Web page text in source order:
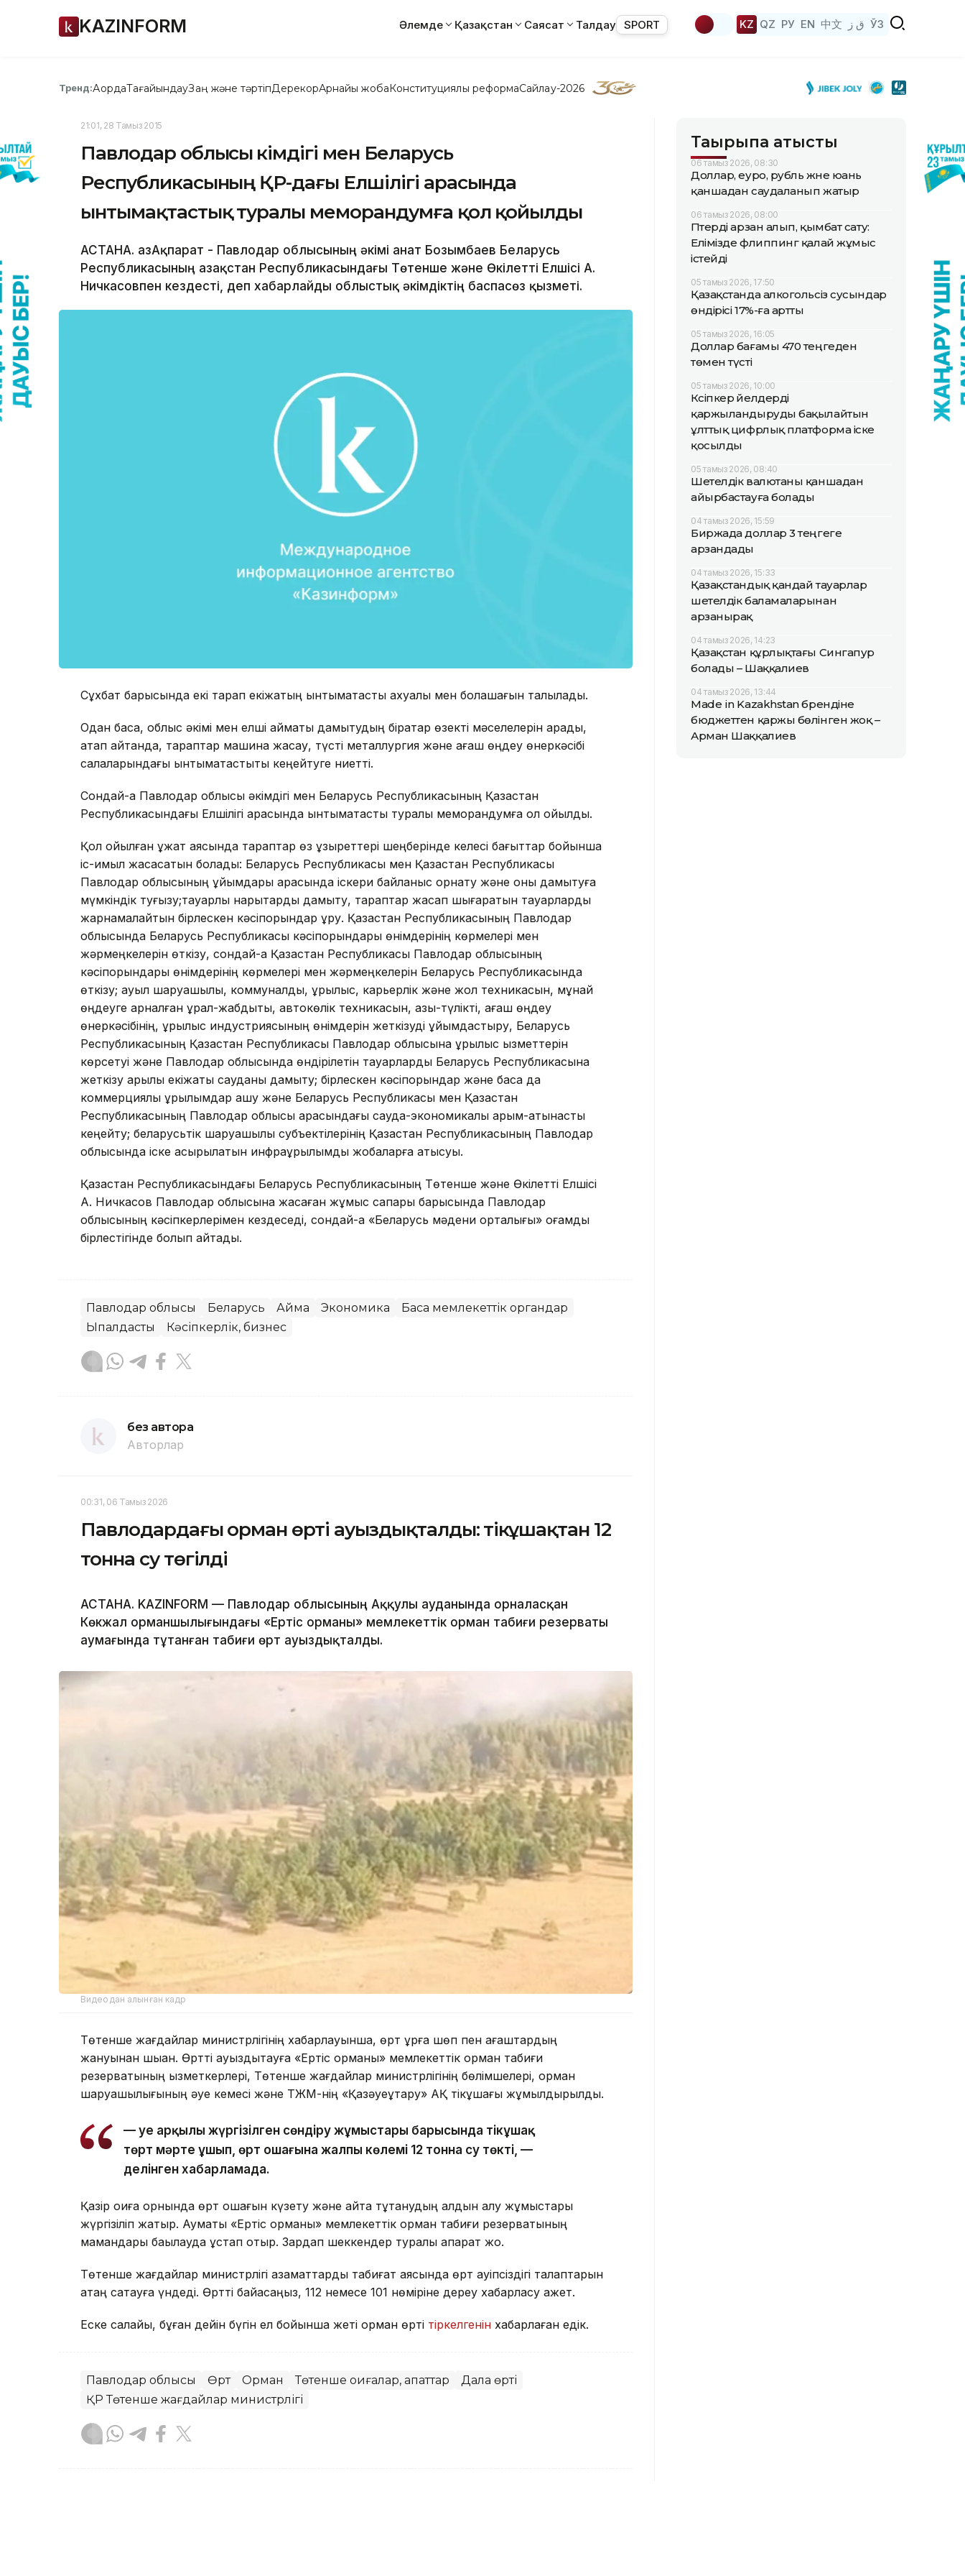
KAZINFORM Әлемде Қазақстан Саясат Талдау SPORT KZ QZ РУ EN 中文 ق ز ЎЗ
Тренд:АқордаТағайындауЗаң және тәртіпДерекқорАрнайы жобаКонституциялық реформаСайлау-2026
21:01, 28 Тамыз 2015
Павлодар облысы әкімдігі мен Беларусь
Республикасының ҚР-дағы Елшілігі арасында
ынтымақтастық туралы меморандумға қол қойылды
АСТАНА. ҚазАқпарат - Павлодар облысының әкімі Қанат Бозымбаев Беларусь
Республикасының Қазақстан Республикасындағы Төтенше және Өкілетті Елшісі А.
Ничкасовпен кездесті, деп хабарлайды облыстық әкімдіктің баспасөз қызметі.
Сұхбат барысында екі тарап екіжақтың ынтымақтастық ахуалы мен болашағын талқылады.
Одан басқа, облыс әкімі мен елші аймақты дамытудың бірқатар өзекті мәселелерін қарады,
атап айтқанда, тараптар машина жасау, түсті металлургия және ағаш өңдеу өнеркәсібі
салаларындағы ынтымақтастықты кеңейтуге ниетті.
Сондай-ақ Павлодар облысы әкімдігі мен Беларусь Республикасының Қазақстан
Республикасындағы Елшілігі арасында ынтымақтастық туралы меморандумға қол қойылды.
Қол қойылған құжат аясында тараптар өз құзыреттері шеңберінде келесі бағыттар бойынша
іс-қимыл жасасатын болады: Беларусь Республикасы мен Қазақстан Республикасы
Павлодар облысының ұйымдары арасында іскери байланыс орнату және оны дамытуға
мүмкіндік туғызу;тауарлық нарықтарды дамыту, тараптар жасап шығаратын тауарларды
жарнамалайтын бірлескен кәсіпорындар құру. Қазақстан Республикасының Павлодар
облысында Беларусь Республикасы кәсіпорындары өнімдерінің көрмелері мен
жәрмеңкелерін өткізу, сондай-ақ Қазақстан Республикасы Павлодар облысының
кәсіпорындары өнімдерінің көрмелері мен жәрмеңкелерін Беларусь Республикасында
өткізу; ауыл шаруашылық, коммуналдық, құрылыс, карьерлік және жол техникасын, мұнай
өңдеуге арналған құрал-жабдықты, автокөлік техникасын, азық-түлікті, ағаш өңдеу
өнеркәсібінің, құрылыс индустриясының өнімдерін жеткізуді ұйымдастыру, Беларусь
Республикасының Қазақстан Республикасы Павлодар облысына құрылыс қызметтерін
көрсетуі және Павлодар облысында өндірілетін тауарларды Беларусь Республикасына
жеткізу арқылы екіжақтық сауданы дамыту; бірлескен кәсіпорындар және басқа да
коммерциялық құрылымдар ашу және Беларусь Республикасы мен Қазақстан
Республикасының Павлодар облысы арасындағы сауда-экономикалық қарым-қатынасты
кеңейту; беларусьтік шаруашылық субъектілерінің Қазақстан Республикасының Павлодар
облысында іске асырылатын инфрақұрылымдық жобаларға қатысуы.
Қазақстан Республикасындағы Беларусь Республикасының Төтенше және Өкілетті Елшісі
А. Ничкасов Павлодар облысына жасаған жұмыс сапары барысында Павлодар
облысының кәсіпкерлерімен кездеседі, сондай-ақ «Беларусь мәдени орталығы» қоғамдық
бірлестігінде болып қайтады.
Павлодар облысы Беларусь Аймақ Экономика
Басқа мемлекеттік органдар
Ықпалдастық
Кәсіпкерлік, бизнес
без автора
Авторлар
00:31, 06 Тамыз 2026
Павлодардағы орман өрті ауыздықталды: тікұшақтан 12
тонна су төгілді
АСТАНА. KAZINFORM — Павлодар облысының Аққулы ауданында орналасқан
Көкжал орманшылығындағы «Ертіс орманы» мемлекеттік орман табиғи резерваты
аумағында тұтанған табиғи өрт ауыздықталды.
Видеодан алынған кадр
Төтенше жағдайлар министрлігінің хабарлауынша, өрт құрғақ шөп пен ағаштардың
жануынан шыққан. Өртті ауыздықтауға «Ертіс орманы» мемлекеттік орман табиғи
резерватының қызметкерлері, Төтенше жағдайлар министрлігінің бөлімшелері, орман
шаруашылығының әуе кемесі және ТЖМ-нің «Қазәуеқұтқару» АҚ тікұшағы жұмылдырылды.
— Әуе арқылы жүргізілген сөндіру жұмыстары барысында тікұшақ
төрт мәрте ұшып, өрт ошағына жалпы көлемі 12 тонна су төкті, —
делінген хабарламада.
Қазір оқиға орнында өрт ошағын күзету және қайта тұтанудың алдын алу жұмыстары
жүргізіліп жатыр. Аумақты «Ертіс орманы» мемлекеттік орман табиғи резерватының
мамандары бақылауда ұстап отыр. Зардап шеккендер туралы ақпарат жоқ.
Төтенше жағдайлар министрлігі азаматтарды табиғат аясында өрт қауіпсіздігі талаптарын
қатаң сақтауға үндеді. Өртті байқасаңыз, 112 немесе 101 нөміріне дереу хабарласу қажет.
Еске салайық, бұған дейін бүгін ел бойынша жеті орман өрті тіркелгенін хабарлаған едік.
Павлодар облысы Өрт Орман Төтенше оқиғалар, апаттар
Дала өрті
ҚР Төтенше жағдайлар министрлігі
Тақырыпқа қатысты
06 тамыз 2026, 08:30
Доллар, еуро, рубль және юань
қаншадан саудаланып жатыр
06 тамыз 2026, 08:00
Пәтерді арзан алып, қымбат сату:
Елімізде флиппинг қалай жұмыс
істейді
05 тамыз 2026, 17:50
Қазақстанда алкогольсіз сусындар
өндірісі 17%-ға артты
05 тамыз 2026, 16:05
Доллар бағамы 470 теңгеден
төмен түсті
05 тамыз 2026, 10:00
Кәсіпкер әйелдерді
қаржыландыруды бақылайтын
ұлттық цифрлық платформа іске
қосылды
05 тамыз 2026, 08:40
Шетелдік валютаны қаншадан
айырбастауға болады
04 тамыз 2026, 15:59
Биржада доллар 3 теңгеге
арзандады
04 тамыз 2026, 15:33
Қазақстандық қандай тауарлар
шетелдік баламаларынан
арзанырақ
04 тамыз 2026, 14:23
Қазақстан құрлықтағы Сингапур
болады – Шаққалиев
04 тамыз 2026, 13:44
Made in Kazakhstan брендіне
бюджеттен қаржы бөлінген жоқ –
Арман Шаққалиев